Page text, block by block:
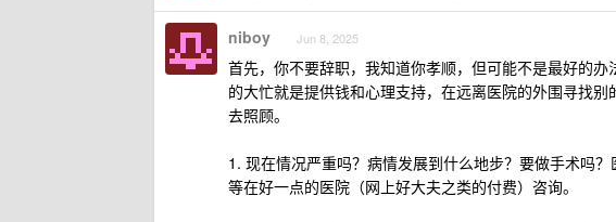
niboy Jun 8, 2025
首先，你不要辞职，我知道你孝顺，但可能不是最好的
的大忙就是提供钱和心理支持，在远离医院的外围寻找
去照顾。
1. 现在情况严重吗？病情发展到什么地步？要做手术吗
等在好一点的医院（网上好大夫之类的付费）咨询。